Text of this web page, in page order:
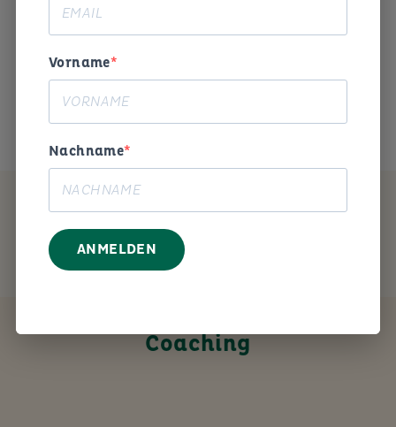
Begeisterung und Humor die
Das ist mein Anliegen.
MEIN ANGEBOT
Coaching
Vorname
Nachname
ANMELDEN